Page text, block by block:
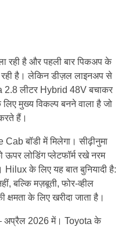
रही है और पहली बार पिकअप के
रही है। लेकिन डीज़ल लाइनअप से
2.8 लीटर Hybrid 48V बचाकर
मुख्य विकल्प बनने वाला है जो
हैं।
बॉडी में मिलेगा। सीढ़ीनुमा
लोडिंग प्लेटफॉर्म रखे नरम
के लिए यह बात बुनियादी है:
बल्कि मज़बूती, फोर-व्हील
क्षमता के लिए खरीदा जाता है।
अप्रैल 2026 में। Toyota के